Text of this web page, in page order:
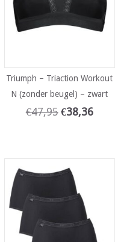
Triumph – Triaction Workout
N (zonder beugel) – zwart
€47,95 €38,36